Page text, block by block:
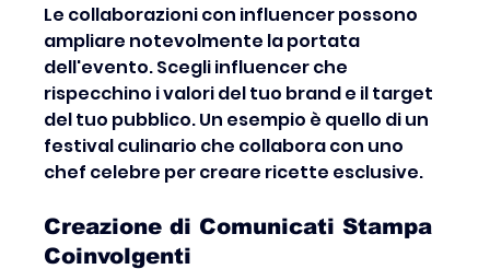
Le collaborazioni con influencer possono
ampliare notevolmente la portata
dell'evento. Scegli influencer che
rispecchino i valori del tuo brand e il target
del tuo pubblico. Un esempio è quello di un
festival culinario che collabora con uno
chef celebre per creare ricette esclusive.
Creazione di Comunicati Stampa
Coinvolgenti